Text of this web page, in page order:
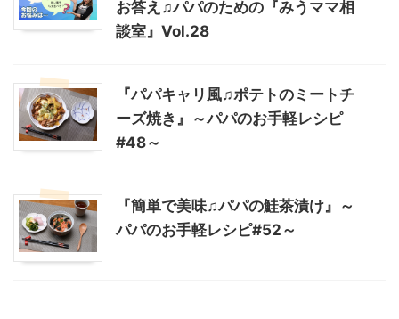
お答え♫パパのための『みうママ相
談室』Vol.28
『パパキャリ風♫ポテトのミートチ
ーズ焼き』～パパのお手軽レシピ
#48～
『簡単で美味♫パパの鮭茶漬け』～
パパのお手軽レシピ#52～